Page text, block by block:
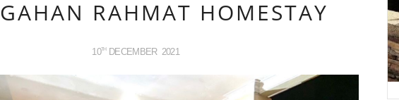
RAHMAT HOMESTAY
10TH DECEMBER 2021